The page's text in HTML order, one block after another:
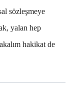
sözleşmeye
yalan hep
ım hakikat de